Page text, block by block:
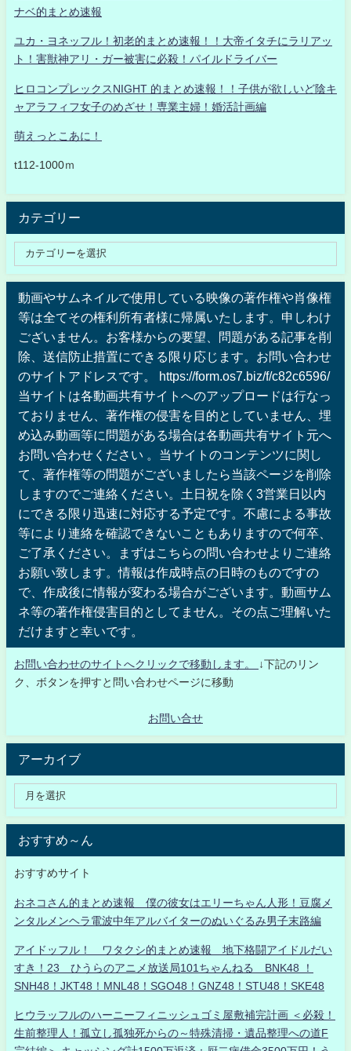
ナベ的まとめ速報
ユカ・ヨネッフル！初老的まとめ速報！！大帝イタチにラリアッ
ト！害獣神アリ・ガー被害に必殺！パイルドライバー
ヒロコンプレックスNIGHT 的まとめ速報！！子供が欲しいど陰キ
ャアラフィフ女子のめざせ！専業主婦！婚活計画編
萌えっとこあに！
t112-1000ｍ
カテゴリー
動画やサムネイルで使用している映像の著作権や肖像権
等は全てその権利所有者様に帰属いたします。申しわけ
ございません。お客様からの要望、問題がある記事を削
除、送信防止措置にできる限り応じます。お問い合わせ
のサイトアドレスです。 https://form.os7.biz/f/c82c6596/
当サイトは各動画共有サイトへのアップロードは行なっ
ておりません、著作権の侵害を目的としていません、埋
め込み動画等に問題がある場合は各動画共有サイト元へ
お問い合わせください 。当サイトのコンテンツに関し
て、著作権等の問題がございましたら当該ページを削除
しますのでご連絡ください。土日祝を除く3営業日以内
にできる限り迅速に対応する予定です。不慮による事故
等により連絡を確認できないこともありますので何卒、
ご了承ください。まずはこちらの問い合わせよりご連絡
お願い致します。情報は作成時点の日時のものですの
で、作成後に情報が変わる場合がございます。動画サム
ネ等の著作権侵害目的としてません。その点ご理解いた
だけますと幸いです。
お問い合わせのサイトへクリックで移動します。
↓下記のリン
ク、ボタンを押すと問い合わせページに移動
お問い合せ
アーカイブ
おすすめ～ん
おすすめサイト
おネコさん的まとめ速報 僕の彼女はエリーちゃん人形！豆腐メ
ンタルメンヘラ電波中年アルバイターのぬいぐるみ男子末路編
アイドッフル！ ワタクシ的まとめ速報 地下格闘アイドルだい
すき！23 ひうらのアニメ放送局101ちゃんねる BNK48 ！
SNH48！JKT48！MNL48！SGO48！GNZ48！STU48！SKE48
ヒウラッフルのハーニーフィニッシュゴミ屋敷補完計画 ＜必殺！
生前整理人！孤立し孤独死からの～特殊清掃・遺品整理への道F